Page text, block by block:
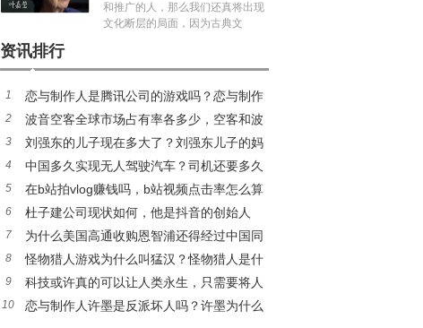
和推广的人，那么我们还真将出现
文化断层的局面，因为古典文
资讯排行
1
恋与制作人是腾讯公司的游戏吗？恋与制作
人加不了好友咋回事
2
波音空客全球市场占有率各多少，空客和波
音的乘坐感受哪个好？
3
刘强东的儿子现在多大了？刘强东儿子的妈
妈是龚晓京吗
4
中国多久实现无人驾驶汽车？司机还要多久
被无人驾驶取代
5
在b站拍vlog赚钱吗，b站视频点击率怎么算
钱？
6
杜子建公司现状如何，他是抖音的创始人
吗？
7
为什么美国高通收购恩智浦还得经过中国同
意才行？通俗一点说给你听
8
怪物猎人游戏为什么叫猛汉？怪物猎人是什
么类型的游戏
9
科技或许真的可以让人类永生，只需要将人
类的思考方式和记忆转移即可！
10
恋与制作人许墨是反派坏人吗？许墨为什么